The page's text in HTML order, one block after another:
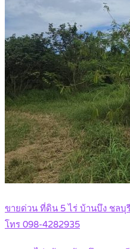
ขายด่วน ที่ดิน 5 ไร่ บ้านบึง ชลบุ
โทร 098-4282935